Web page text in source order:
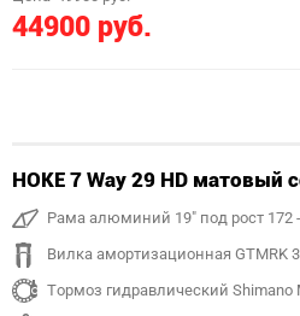
44900 руб.
HOKE 7 Way 29 HD матовый
Рама алюминий 19" под рост 172
Вилка амортизационная GTMRK
Тормоз гидравлический Shimano